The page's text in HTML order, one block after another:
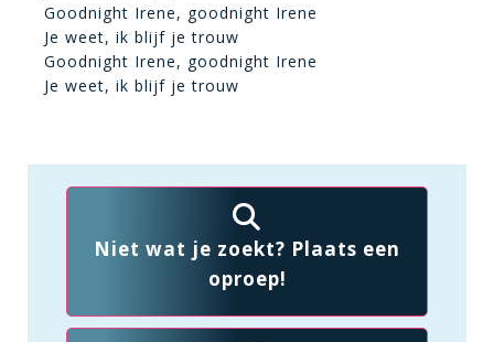
Goodnight Irene, goodnight Irene
Je weet, ik blijf je trouw
Goodnight Irene, goodnight Irene
Je weet, ik blijf je trouw
Niet wat je zoekt? Plaats een
oproep!